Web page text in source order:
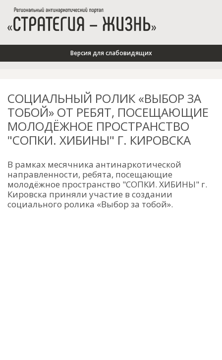
Версия для слабовидящих
СОЦИАЛЬНЫЙ РОЛИК «ВЫБОР ЗА
ТОБОЙ» ОТ РЕБЯТ, ПОСЕЩАЮЩИЕ
МОЛОДЁЖНОЕ ПРОСТРАНСТВО
"СОПКИ. ХИБИНЫ" Г. КИРОВСКА
В рамках месячника антинаркотической
направленности, ребята, посещающие
молодёжное пространство "СОПКИ. ХИБИНЫ" г.
Кировска приняли участие в создании
социального ролика «Выбор за тобой».